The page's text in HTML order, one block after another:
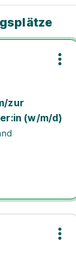
zur
(w/m/d)